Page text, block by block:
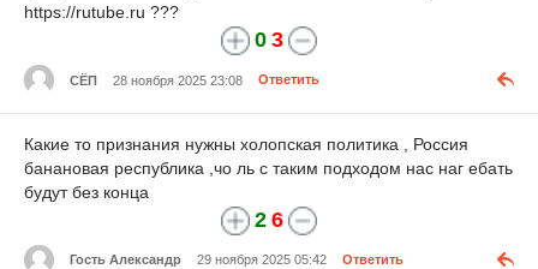
https://rutube.ru ???
0 3
СЁП 28 ноября 2025 23:08 Ответить
Какие то признания нужны холопская политика , Россия
банановая республика ,чо ль с таким подходом нас наг ебать
будут без конца
2 6
Гость Александр 29 ноября 2025 05:42 Ответить